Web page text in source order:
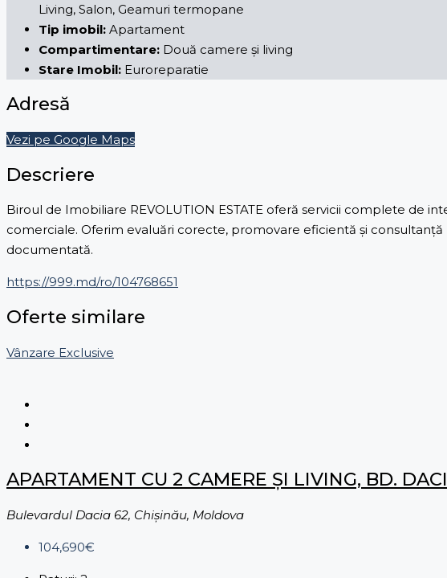
Living, Salon, Geamuri termopane
Tip imobil: Apartament
Compartimentare: Două camere și living
Stare Imobil: Euroreparatie
Adresă
Vezi pe Google Maps
Descriere
Biroul de Imobiliare REVOLUTION ESTATE oferă servicii complete de
comerciale. Oferim evaluări corecte, promovare eficientă și
documentată.
https://999.md/ro/104768651
Oferte similare
Vânzare Exclusive
APARTAMENT CU 2 CAMERE ȘI LIVING, BD.
Bulevardul Dacia 62, Chișinău, Moldova
104,690€